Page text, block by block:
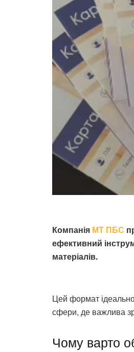
Компанія МТ ПБС
ефективний
матеріалів.
Цей формат
сфери, де важлива
Чому варто